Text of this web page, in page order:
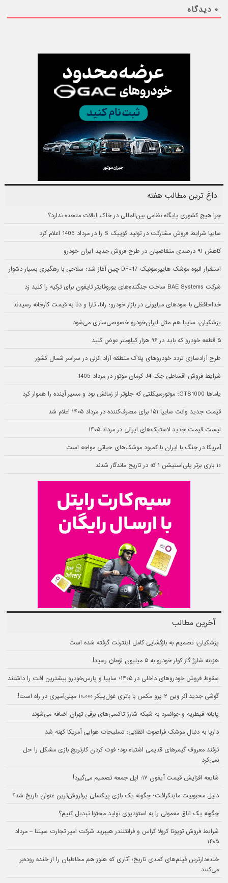
۰ دیدگاه
داغ ترین مطالب هفته
چرا هیچ کشوری پایگاه نظامی بین‌المللی در خاک ایالات متحده ندارد؟
سایپا شرایط فروش مشارکت در تولید کوییک S را در مرداد 1405 اعلام کرد
کاهش ۹۱ درصدی متقاضیان در طرح فروش جدید ایران خودرو
استقرار انبوه موشک هایپرسونیک DF-17 چین آغاز شد؛ سلاحی با رهگیری بسیار دشوار
شرکت BAE Systems ساخت جنگنده‌های یوروفایتر تایفون برای ترکیه را کلید زد
خداحافظی با سودهای میلیونی در بازار خودرو؛ رانا، تارا و دنا به قیمت کارخانه رسیدند
پزشکیان: سایپا هم مثل ایران‌خودرو خصوصی‌سازی می‌شود
۵ قطعه خودرو که باید در ۹۶ هزار کیلومتر عوض کنید
طرح آزادسازی تردد خودروهای پلاک منطقه آزاد انزلی در سراسر شمال کشور
شرایط فروش اقساطی جک J4 کرمان موتور در مرداد 1405
یاماها GTS1000؛ موتورسیکلتی که جلوتر از زمانش بود و مسیر آینده را هموار کرد
قیمت جدید وانت سایپا ۱۵۱ برای مصرف‌کننده در مرداد ۱۴۰۵ اعلام شد
لیست قیمت جدید لاستیک‌های ایرانی در مرداد ۱۴۰۵
آمریکا در جنگ با ایران با کمبود موشک‌های حیاتی مواجه است
۱۰ بازی برتر پلی‌استیشن ۱ که در تاریخ ماندگار شدند
آخرین مطالب
پزشکیان: تصمیم به بازگشایی کامل اینترنت گرفته شده است
هزینه شارژ گاز کولر خودرو به ۵ میلیون تومان رسید!
سقوط فروش خودروهای داخلی در ۱۴۰۵؛ سایپا و پارس‌خودرو بیشترین افت را داشتند
گوشی جدید آنر وین ۲ پرو مکس با باتری غول‌پیکر ۱۰،۰۰۰ میلی‌آمپری در راه است!
پایانه قیطریه و جوانمرد به شبکه شارژ تاکسی‌های برقی تهران اضافه می‌شوند
دارپا به دنبال موشک فراصوت انقلابی؛ تسلیحات هوایی آمریکا کهنه شد
ترفند معروف گیمرهای قدیمی اشتباه بود؛ فوت کردن کارتریج بازی مشکل را حل
نمی‌کرد
شایعه افزایش قیمت آیفون ۱۷: اپل جمعه تصمیم می‌گیرد!
دلیل محبوبیت ماینکرافت؛ چگونه یک بازی پیکسلی پرفروش‌ترین عنوان تاریخ شد؟
چگونه یک اتاق معمولی را به استودیوی تولید محتوا تبدیل کنیم؟
شرایط فروش تویوتا کرولا کراس و فرانتلندر هیبرید شرکت امیر تجارت سپنتا – مرداد
۱۴۰۵
خنده‌دارترین فیلم‌های کمدی تاریخ؛ آثاری که هنوز هم مخاطبان را از خنده روده‌بر
می‌کنند